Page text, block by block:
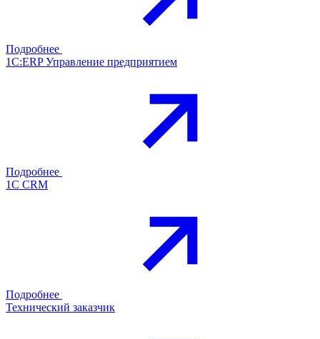
Подробнее
1С:ERP Управление предприятием
Подробнее
1С CRM
Подробнее
Технический заказчик